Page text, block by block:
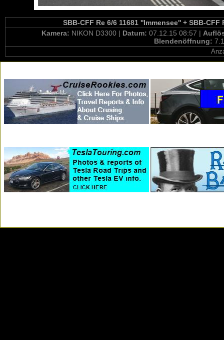
SBB-CFF Re 6/6 11681 ''Immensee'' + SBB-
Kamera: NIKON D3300 | Datum: 07.12.15 08:57 |
Blendenöffnung: